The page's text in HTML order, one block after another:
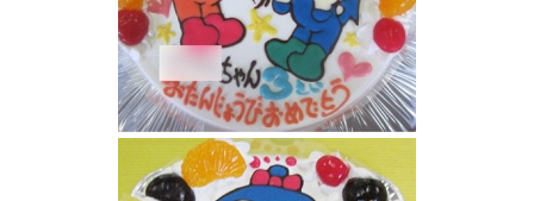
ドキンチャンとコキンちゃんイラストケーキ